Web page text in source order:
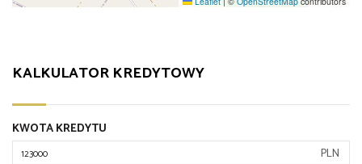
KALKULATOR KREDYTOWY
KWOTA KREDYTU
PLN